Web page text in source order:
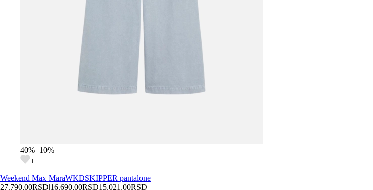
40%+10%
+
Weekend Max MaraWKDSKIPPER pantalone
27.790,00RSD|16.690,00RSD15.021,00RSD